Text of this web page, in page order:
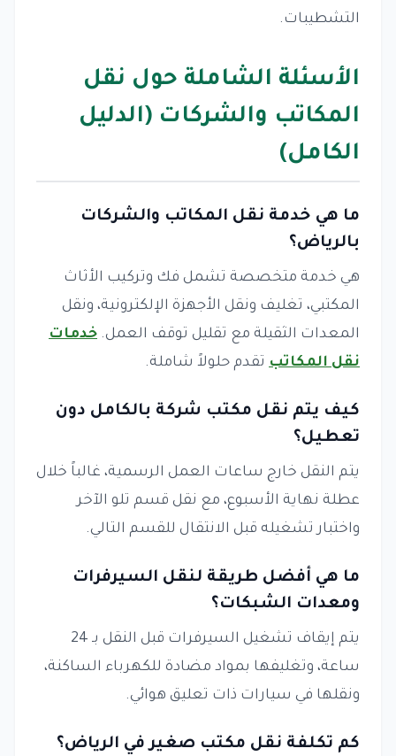
التشطيبات.
الأسئلة الشاملة حول نقل
المكاتب والشركات (الدليل
الكامل)
ما هي خدمة نقل المكاتب والشركات
بالرياض؟
هي خدمة متخصصة تشمل فك وتركيب الأثاث
المكتبي، تغليف ونقل الأجهزة الإلكترونية، ونقل
المعدات الثقيلة مع تقليل توقف العمل. خدمات
نقل المكاتب تقدم حلولاً شاملة.
كيف يتم نقل مكتب شركة بالكامل دون
تعطيل؟
يتم النقل خارج ساعات العمل الرسمية، غالباً خلال
عطلة نهاية الأسبوع، مع نقل قسم تلو الآخر
واختبار تشغيله قبل الانتقال للقسم التالي.
ما هي أفضل طريقة لنقل السيرفرات
ومعدات الشبكات؟
يتم إيقاف تشغيل السيرفرات قبل النقل بـ 24
ساعة، وتغليفها بمواد مضادة للكهرباء الساكنة،
ونقلها في سيارات ذات تعليق هوائي.
كم تكلفة نقل مكتب صغير في الرياض؟